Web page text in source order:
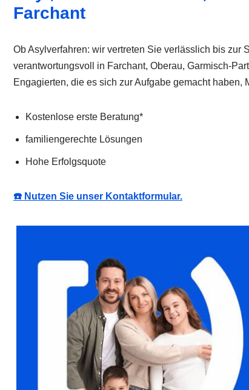
Farchant
Ob Asylverfahren: wir vertreten Sie verlässlich bis zur
verantwortungsvoll in Farchant, Oberau, Garmisch-
Engagierten, die es sich zur Aufgabe gemacht haben,
Kostenlose erste Beratung*
familiengerechte Lösungen
Hohe Erfolgsquote
☎️ Nutzen Sie unser Kontaktformular.